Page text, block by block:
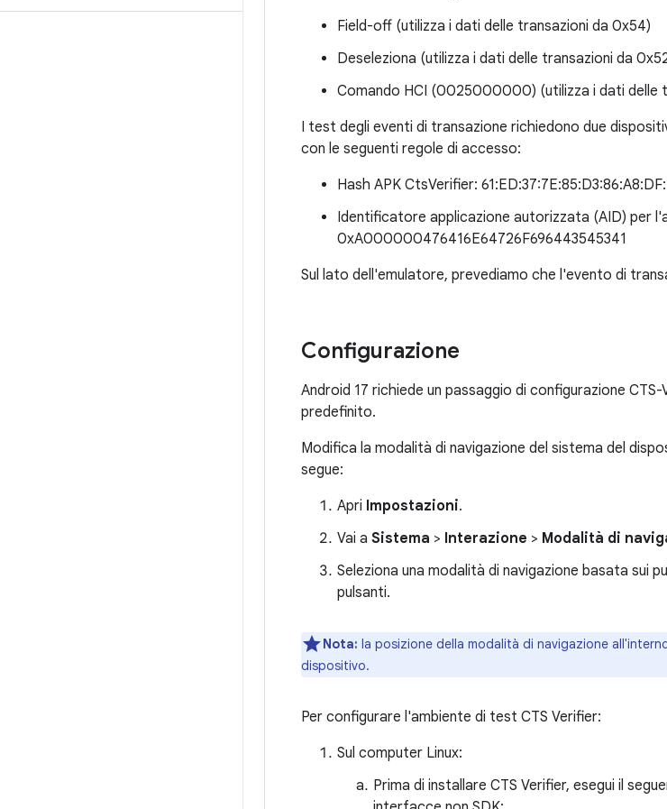
Field-off (utilizza i dati delle transazioni da 0x54)
Deseleziona (utilizza i dati delle transazioni da
Comando HCI (0025000000) (utilizza i dati delle
I test degli eventi di transazione richiedono due
con le seguenti regole di accesso:
Hash APK CtsVerifier:
Identificatore applicazione autorizzata (AID) per
0xA000000476416E64726F696443545341
Sul lato dell'emulatore, prevediamo che l'evento di
Configurazione
Android 17 richiede un passaggio di configurazione
predefinito.
Modifica la modalità di navigazione del sistema del
segue:
Apri Impostazioni.
Vai a Sistema > Interazione > Modalità di
Seleziona una modalità di navigazione basata sui
pulsanti.
Nota: la posizione della modalità di navigazione
dispositivo.
Per configurare l'ambiente di test CTS Verifier:
Sul computer Linux:
Prima di installare CTS Verifier, esegui il